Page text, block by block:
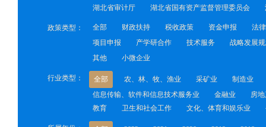
湖北省审计厅
湖北省国有资产监督管理委员会
政策类型： 全部 财政扶持 税收政策 资金申报
法
项目申报
产学研合作 技术服务
战略发展
其他
小微企业
行业类型： 全部 农、林、牧、渔业 采矿业
制造业
信息传输、软件和信息技术服务业
金融业
房
教育
卫生和社会工作 文化、体育和娱乐业